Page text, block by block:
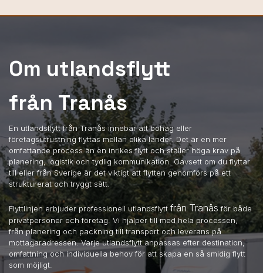
Om utlandsflytt
från Tranås
En utlandsflytt från Tranås innebär att bohag eller
företagsutrustning flyttas mellan olika länder. Det är en mer
omfattande process än en inrikes flytt och ställer höga krav på
planering, logistik och tydlig kommunikation. Oavsett om du flyttar
till eller från Sverige är det viktigt att flytten genomförs på ett
strukturerat och tryggt sätt.
Flyttlinjen erbjuder professionell utlandsflytt från Tranåsför både
privatpersoner och företag. Vi hjälper till med hela processen,
från planering och packning till transport och leverans på
mottagaradressen. Varje utlandsflytt anpassas efter destination,
omfattning och individuella behov för att skapa en så smidig flytt
som möjligt.